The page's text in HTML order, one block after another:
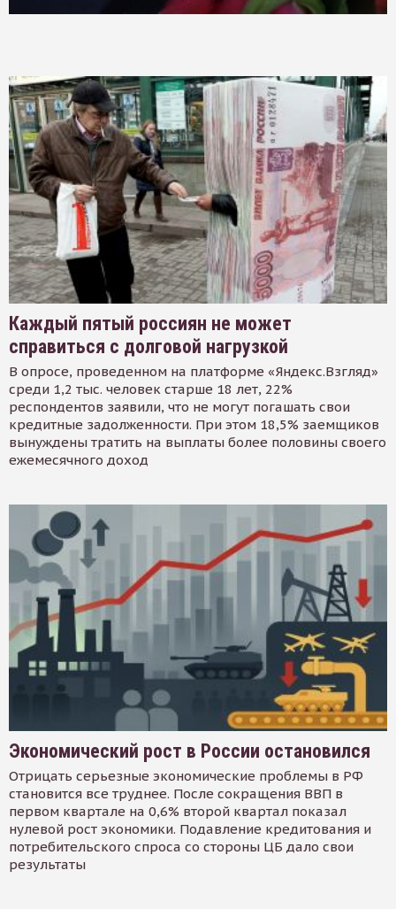
Каждый пятый россиян не может
справиться с долговой нагрузкой
В опросе, проведенном на платформе «Яндекс.Взгляд»
среди 1,2 тыс. человек старше 18 лет, 22%
респондентов заявили, что не могут погашать свои
кредитные задолженности. При этом 18,5% заемщиков
вынуждены тратить на выплаты более половины своего
ежемесячного доход
Экономический рост в России остановился
Отрицать серьезные экономические проблемы в РФ
становится все труднее. После сокращения ВВП в
первом квартале на 0,6% второй квартал показал
нулевой рост экономики. Подавление кредитования и
потребительского спроса со стороны ЦБ дало свои
результаты